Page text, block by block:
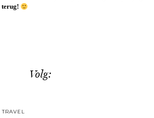
terug!
Volg:
TRAVEL